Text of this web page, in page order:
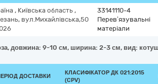
, Київська область ,
вул.Михайлівська,50
33141110-4
Перев’язувальні
матеріали
довжина: 9-10 см, ширина: 2-3 см, вид:
ДОСТАВКИ
КЛАСИФІКАТОР ДК 021:2015
(CPV)